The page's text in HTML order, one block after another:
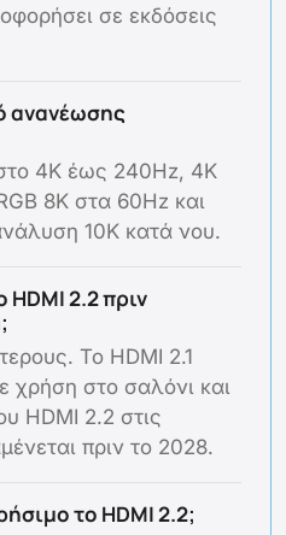
σε εκδόσεις
ανανέωσης
4K έως 240Hz, 4K
8K στα 60Hz και
10K κατά νου.
HDMI 2.2 πριν
Το HDMI 2.1
χρήση στο σαλόνι και
HDMI 2.2 στις
πριν το 2028.
το HDMI 2.2;